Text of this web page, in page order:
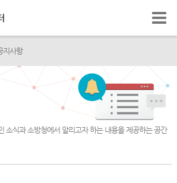
지사항
소식과 소방청에서 알리고자 하는 내용을 제공하는 공간